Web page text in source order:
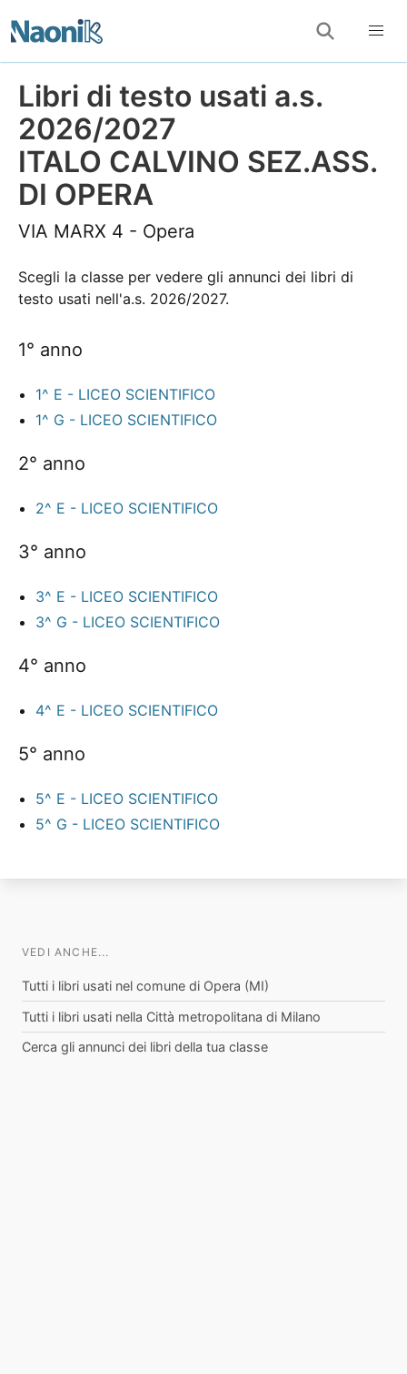
Libri di testo usati a.s.
2026/2027
ITALO CALVINO SEZ.ASS.
DI OPERA
VIA MARX 4 - Opera
Scegli la classe per vedere gli annunci dei libri di
testo usati nell'a.s. 2026/2027.
1° anno
1^ E - LICEO SCIENTIFICO
1^ G - LICEO SCIENTIFICO
2° anno
2^ E - LICEO SCIENTIFICO
3° anno
3^ E - LICEO SCIENTIFICO
3^ G - LICEO SCIENTIFICO
4° anno
4^ E - LICEO SCIENTIFICO
5° anno
5^ E - LICEO SCIENTIFICO
5^ G - LICEO SCIENTIFICO
VEDI ANCHE...
Tutti i libri usati nel comune di Opera (MI)
Tutti i libri usati nella Città metropolitana di Milano
Cerca gli annunci dei libri della tua classe